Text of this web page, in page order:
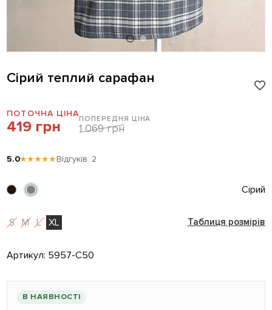
Сірий теплий сарафан
ПОТОЧНА ЦІНА
419 грн ПОПЕРЕДНЯ ЦІНА
1 069 грн
5.0★★★★★Відгуків: 2
Сірий
S M L XL Таблиця розмірів
Артикул: 5957-C50
В НАЯВНОСТІ